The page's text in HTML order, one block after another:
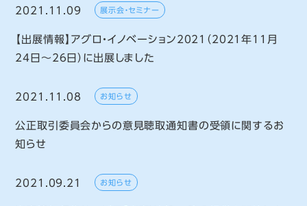
2021.11.09 展示会・セミナー
【出展情報】アグロ・イノベーション2021（2021年11月
24日～26日）に出展しました
2021.11.08 お知らせ
公正取引委員会からの意見聴取通知書の受領に関するお
知らせ
2021.09.21 お知らせ